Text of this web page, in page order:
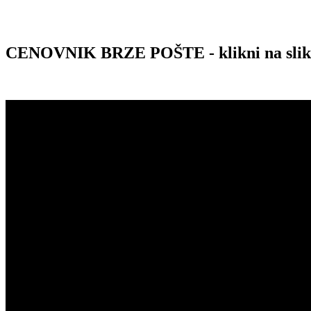
CENOVNIK BRZE POŠTE - klikni na